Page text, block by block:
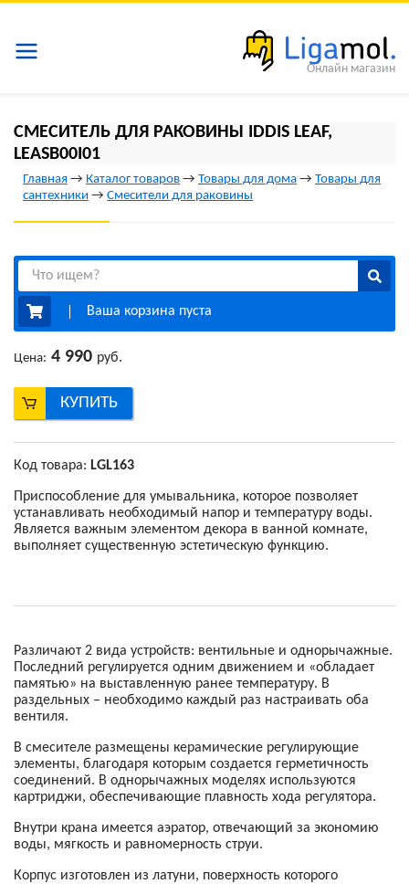
СМЕСИТЕЛЬ ДЛЯ РАКОВИНЫ IDDIS LEAF,
LEASB00I01
Главная → Каталог товаров → Товары для дома → Товары для
сантехники → Смесители для раковины
Ваша корзина пуста
Цена: 4 990 руб.
КУПИТЬ
Код товара: LGL163
Приспособление для умывальника, которое позволяет
устанавливать необходимый напор и температуру воды.
Является важным элементом декора в ванной комнате,
выполняет существенную эстетическую функцию.
Различают 2 вида устройств: вентильные и однорычажные.
Последний регулируется одним движением и «обладает
памятью» на выставленную ранее температуру. В
раздельных – необходимо каждый раз настраивать оба
вентиля.
В смесителе размещены керамические регулирующие
элементы, благодаря которым создается герметичность
соединений. В однорычажных моделях используются
картриджи, обеспечивающие плавность хода регулятора.
Внутри крана имеется аэратор, отвечающий за экономию
воды, мягкость и равномерность струи.
Корпус изготовлен из латуни, поверхность которого
Онлайн магазин